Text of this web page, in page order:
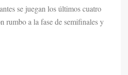
se juegan los últimos cuatro
rumbo a la fase de semifinales y